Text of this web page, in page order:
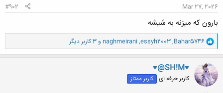
Mar 27, 2026
#902
بارون که میزنه به شیشه
و
ا
ک
ن
ش
ه
ا
Bahar5746
,
essyh2003
,
naghmeirani و 3 کاربر دیگر
♥@SH!M♥
کاربر حرفه ای کاربر ممتاز